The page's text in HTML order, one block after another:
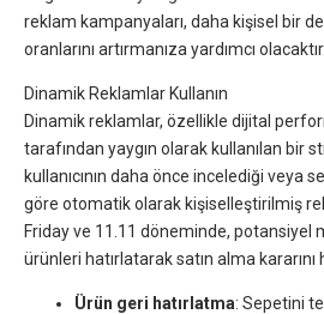
reklam kampanyaları, daha kişisel bir
oranlarını artırmanıza yardımcı olacaktır.
Dinamik Reklamlar Kullanın
Dinamik reklamlar, özellikle dijital
tarafından yaygın olarak kullanılan bir
kullanıcının daha önce incelediği veya
göre otomatik olarak kişiselleştirilmiş
Friday ve 11.11 döneminde, potansiyel
ürünleri hatırlatarak satın alma kararını
Ürün geri hatırlatma: Sepetini